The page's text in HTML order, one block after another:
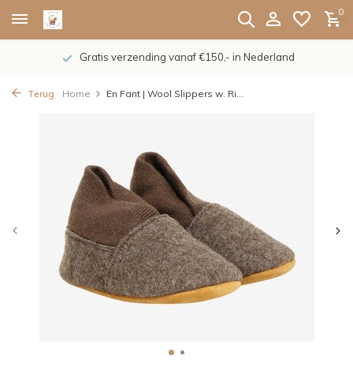
0
Gratis verzending vanaf €150,- in Nederland
Terug Home En Fant | Wool Slippers w. Ri...